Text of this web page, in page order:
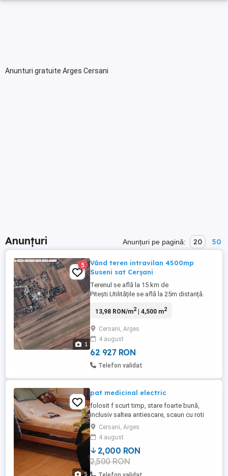
Anunturi gratuite Arges Cersani
Anunțuri Anunțuri pe pagină: 20 50
1
5
Vând teren intravilan 4500mp
Suseni sat Cerșani
Terenul se află la 15 km de
Pitești.Utilitățile se află la 25m distanță.
13,98 RON/m2| 4,500 m2
Cersani, Arges
4 august
62 927 RON
Telefon validat
5
pat medicinal electric
folosit f scurt timp, stare foarte bună,
inclusiv saltea antiescare, scaun cu roti
(veceu mobil) Se montează f ușor ,
segmentul capului și segmentul
picioarelor mobile, de-asemenea
înălțimea patului este reglabila din
telecomanda. Avem și o saltea speciala pt
bolnavii care sunt total imobilizati la ...
Cersani, Arges
4 august
2,000 RON
2,500 RON